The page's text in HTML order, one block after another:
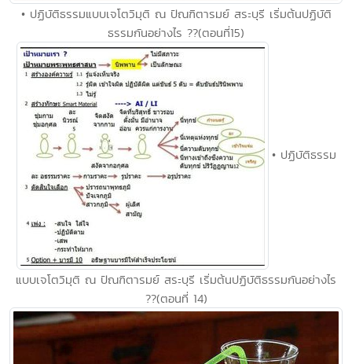
• ปฏิบัติธรรมแบบเจโตวิมุติ ณ ปัณฑิตารมย์ สระบุรี เริ่มต้นปฏิบัติ
ธรรมกันอย่างไร ??(ตอนที่15)
• ปฏิบัติธรรม
แบบเจโตวิมุติ ณ ปัณฑิตารมย์ สระบุรี เริ่มต้นปฏิบัติธรรมกันอย่างไร
??(ตอนที่ 14)